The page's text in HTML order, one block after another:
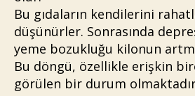
Bu gıdaların kendilerini
düşünürler. Sonrasında
yeme bozukluğu kilonun
Bu döngü, özellikle erişkin
görülen bir durum